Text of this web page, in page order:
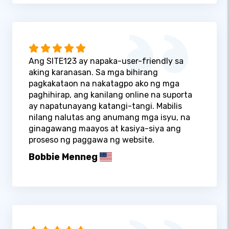
Ang SITE123 ay napaka-user-friendly sa
aking karanasan. Sa mga bihirang
pagkakataon na nakatagpo ako ng mga
paghihirap, ang kanilang online na suporta
ay napatunayang katangi-tangi. Mabilis
nilang nalutas ang anumang mga isyu, na
ginagawang maayos at kasiya-siya ang
proseso ng paggawa ng website.
Bobbie Menneg